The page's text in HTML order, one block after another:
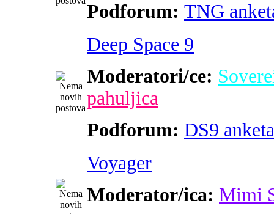
Podforum: TNG
Deep Space 9
Moderatori/ce:
pahuljica
Podforum: DS9 anketa
Voyager
Moderator/ica: Mimi